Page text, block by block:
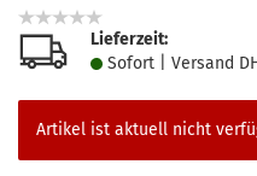
Lieferzeit:
Sofort | Versand
Artikel ist aktuell nicht